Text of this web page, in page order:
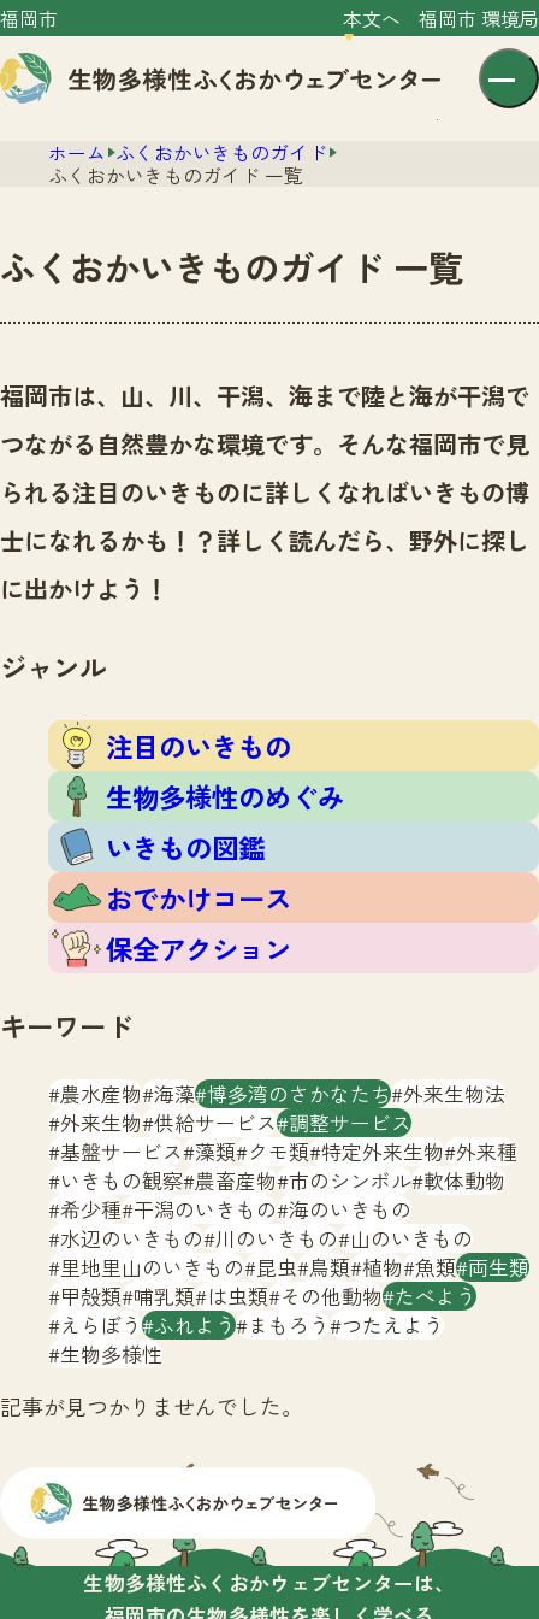
福岡市 本文へ 福岡市 環境局
センター紹介
センター紹介TOP
サイトポリシー
プライバシーポリシー
ニュースTOP
市の取組み
いきものガイド
いきものガイドTOP
注目のいきもの
生物多様性のめぐみ
保全アクション
イベント
いきもの調査隊
調査レポート
調査結果
ふくおかいきものマップ
マッチング
マッチングTOP
掲載申し込みフォーム
お問合せ
サイトマップ
ホーム ふくおかいきものガイド
ふくおかいきものガイド 一覧
ふくおかいきものガイド 一覧
福岡市は、山、川、干潟、海まで陸と海が干潟で
つながる自然豊かな環境です。 そんな福岡市で見
られる注目のいきものに詳しくなればいきもの博
士になれるかも！？詳しく読んだら、野外に探し
に出かけよう！
ジャンル
注目のいきもの
生物多様性のめぐみ
いきもの図鑑
おでかけコース
保全アクション
キーワード
農水産物 海藻 博多湾のさかなたち 外来生物法
外来生物 供給サービス 調整サービス
基盤サービス 藻類 クモ類 特定外来生物 外来種
いきもの観察 農畜産物 市のシンボル 軟体動物
希少種 干潟のいきもの 海のいきもの
水辺のいきもの 川のいきもの 山のいきもの
里地里山のいきもの 昆虫 鳥類 植物 魚類 両生類
甲殻類 哺乳類 は虫類 その他動物 たべよう
えらぼう ふれよう まもろう つたえよう
生物多様性
記事が見つかりませんでした。
生物多様性ふくおかウェブセンターは、